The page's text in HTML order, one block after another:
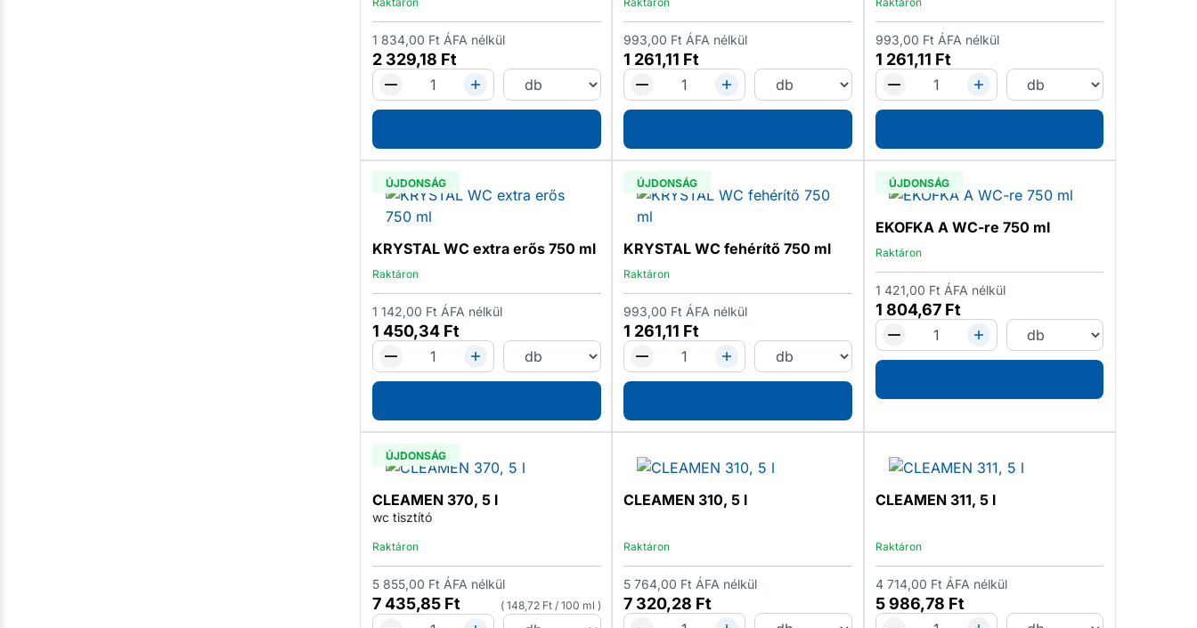
2 329,18 Ft
1 834,00 Ft ÁFA nélkül
1 261,11 Ft
993,00 Ft ÁFA nélkül
1 261,11 Ft
993,00 Ft ÁFA nélkül
ÚJDONSÁG
KRYSTAL WC extra erős 750 ml
Raktáron
1 450,34 Ft
1 142,00 Ft ÁFA nélkül
ÚJDONSÁG
KRYSTAL WC fehérítő 750 ml
Raktáron
1 261,11 Ft
993,00 Ft ÁFA nélkül
ÚJDONSÁG
EKOFKA A WC-re 750 ml
Raktáron
1 804,67 Ft
1 421,00 Ft ÁFA nélkül
ÚJDONSÁG
CLEAMEN 370, 5 l
wc tisztító
Raktáron
7 435,85 Ft
5 855,00 Ft ÁFA nélkül
148,72 Ft/ 100 ml
CLEAMEN 310, 5 l
Raktáron
7 320,28 Ft
5 764,00 Ft ÁFA nélkül
CLEAMEN 311, 5 l
Raktáron
5 986,78 Ft
4 714,00 Ft ÁFA nélkül